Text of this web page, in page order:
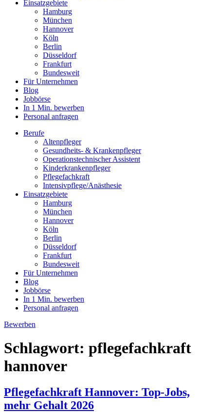
Einsatzgebiete
Hamburg
München
Hannover
Köln
Berlin
Düsseldorf
Frankfurt
Bundesweit
Für Unternehmen
Blog
Jobbörse
In 1 Min. bewerben
Personal anfragen
Berufe
Altenpfleger
Gesundheits- & Krankenpfleger
Operationstechnischer Assistent
Kinderkrankenpfleger
Pflegefachkraft
Intensivpflege/Anästhesie
Einsatzgebiete
Hamburg
München
Hannover
Köln
Berlin
Düsseldorf
Frankfurt
Bundesweit
Für Unternehmen
Blog
Jobbörse
In 1 Min. bewerben
Personal anfragen
Bewerben
Schlagwort: pflegefachkraft
hannover
Pflegefachkraft Hannover: Top-Jobs,
mehr Gehalt 2026